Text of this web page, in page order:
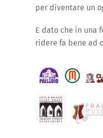
per diventare un
E dato che in una
ridere fa bene ad